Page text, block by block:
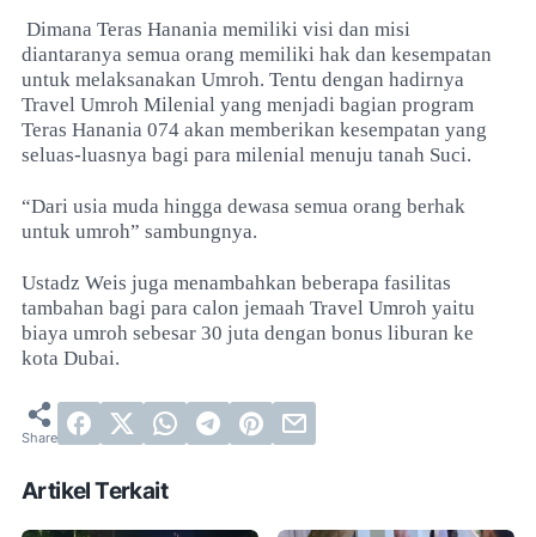
Dimana Teras Hanania memiliki visi dan misi
diantaranya semua orang memiliki hak dan kesempatan
untuk melaksanakan Umroh. Tentu dengan hadirnya
Travel Umroh Milenial yang menjadi bagian program
Teras Hanania 074 akan memberikan kesempatan yang
seluas-luasnya bagi para milenial menuju tanah Suci.
“Dari usia muda hingga dewasa semua orang berhak
untuk umroh” sambungnya.
Ustadz Weis juga menambahkan beberapa fasilitas
tambahan bagi para calon jemaah Travel Umroh yaitu
biaya umroh sebesar 30 juta dengan bonus liburan ke
kota Dubai.
Artikel Terkait